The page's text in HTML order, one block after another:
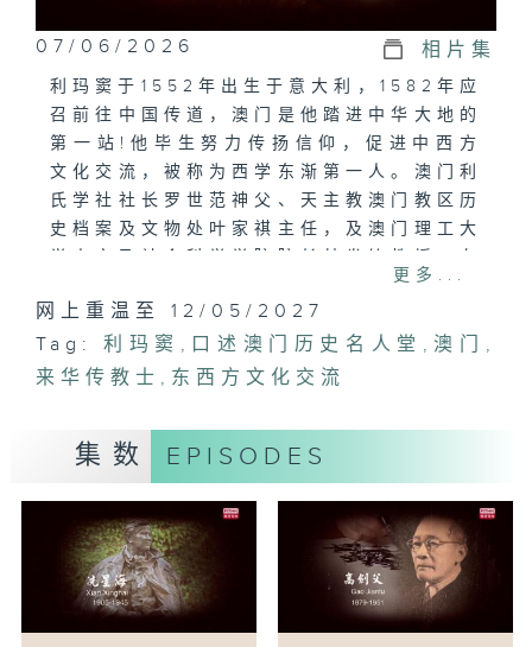
07/06/2026 相片集
利玛窦于1552年出生于意大利，1582年应
召前往中国传道，澳门是他踏进中华大地的
第一站!他毕生努力传扬信仰，促进中西方
文化交流，被称为西学东渐第一人。澳门利
氏学社社长罗世范神父、天主教澳门教区历
史档案及文物处叶家祺主任，及澳门理工大
节目内讲述利玛窦神父无私奉献的精神!。
更多...
网上重温至 12/05/2027
Tag:
利玛窦 , 口述澳门历史名人堂 , 澳门 ,
来华传教士 , 东西方文化交流
集数 EPISODES